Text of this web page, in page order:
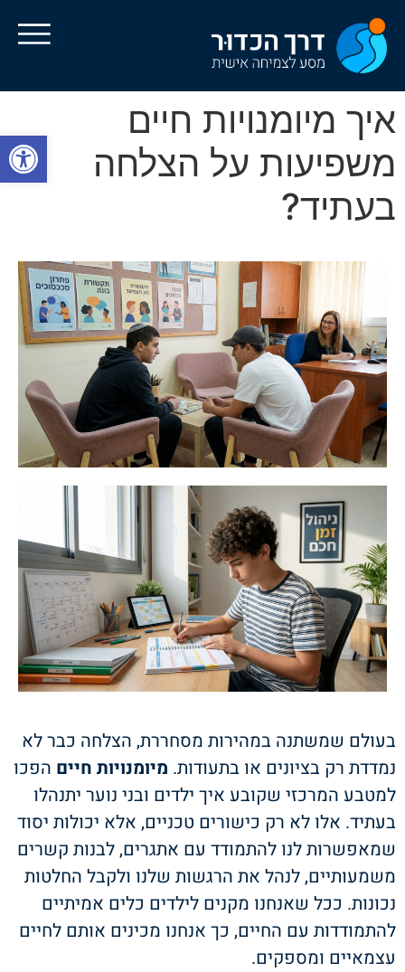
פתח
איך מיומנויות חיים
משפיעות על הצלחה
בעתיד?
בעולם שמשתנה במהירות מסחררת, הצלחה כבר לא
נמדדת רק בציונים או בתעודות. מיומנויות חיים הפכו
למטבע המרכזי שקובע איך ילדים ובני נוער יתנהלו
בעתיד. אלו לא רק כישורים טכניים, אלא יכולות יסוד
שמאפשרות לנו להתמודד עם אתגרים, לבנות קשרים
משמעותיים, לנהל את הרגשות שלנו ולקבל החלטות
נכונות. ככל שאנחנו מקנים לילדים כלים אמיתיים
להתמודדות עם החיים, כך אנחנו מכינים אותם לחיים
עצמאיים ומספקים.